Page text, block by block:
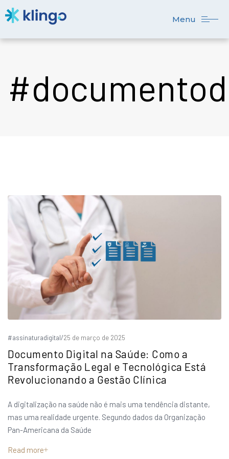
Menu
#assinaturadigital/25 de março de 2025
Documento Digital na Saúde: Como a
Transformação Legal e Tecnológica Está
Revolucionando a Gestão Clínica
A digitalização na saúde não é mais uma tendência distante,
mas uma realidade urgente. Segundo dados da Organização
Pan-Americana da Saúde
Read more